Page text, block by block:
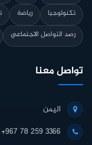
تكنولوجيا
رياضة
رصد التواصل الاجتماعي
تواصل معنا
اليمن
+967 78 259 3366